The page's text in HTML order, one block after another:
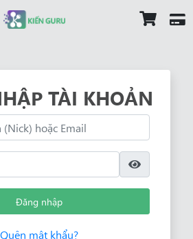
TÀI KHOẢN
Đăng nhập
Quên mật khẩu?